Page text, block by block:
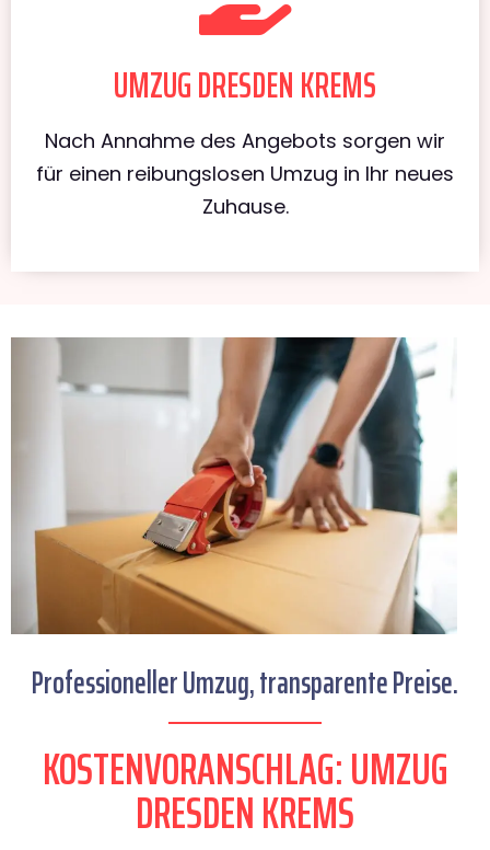
UMZUG DRESDEN KREMS
Nach Annahme des Angebots sorgen wir
für einen reibungslosen Umzug in Ihr neues
Zuhause.
Professioneller Umzug, transparente Preise.
KOSTENVORANSCHLAG: UMZUG
DRESDEN KREMS